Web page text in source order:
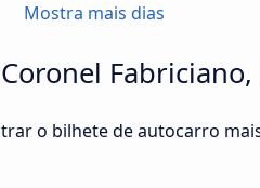
Mostra mais dias
o bilhete de autocarro